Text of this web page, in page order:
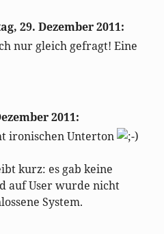
29. Dezember 2011:
nur gleich gefragt! Eine
2011:
ironischen Unterton
kurz: es gab keine
auf User wurde nicht
System.